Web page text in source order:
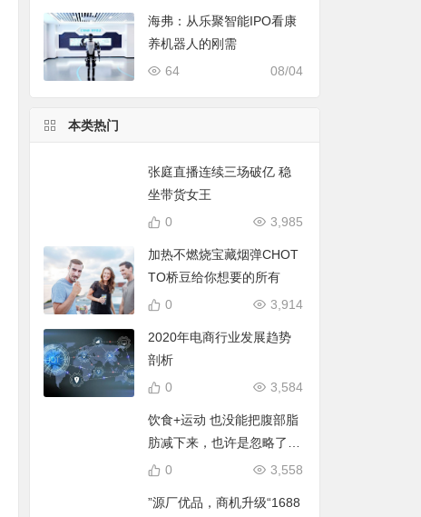
海弗：从乐聚智能IPO看康
养机器人的刚需
08/04
64
本类热门
张庭直播连续三场破亿 稳
坐带货女王
3,985
0
加热不燃烧宝藏烟弹CHOT
TO桥豆给你想要的所有
3,914
0
2020年电商行业发展趋势
剖析
3,584
0
饮食+运动 也没能把腹部脂
肪减下来，也许是忽略了它
们
3,558
0
”源厂优品，商机升级“1688